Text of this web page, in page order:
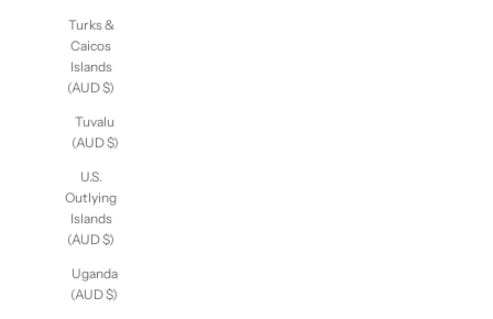
Turks &
Caicos
Islands
(AUD $)
Tuvalu
(AUD $)
U.S.
Outlying
Islands
(AUD $)
Uganda
(AUD $)